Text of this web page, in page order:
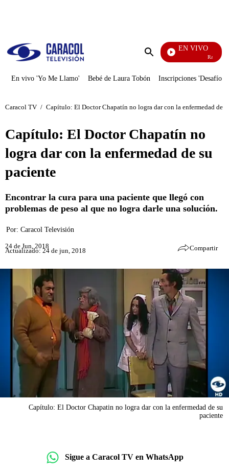
Enviar
EN VIVO
Rafael
En vivo 'Yo Me Llamo' Bebé de Laura Tobón Inscripciones 'Desafío'
Caracol TV / Capítulo: El Doctor Chapatín no logra dar con la enfermedad de
Capítulo: El Doctor Chapatín no
logra dar con la enfermedad de su
paciente
Encontrar la cura para una paciente que llegó con
problemas de peso al que no logra darle una solución.
Por: Caracol Televisión
24 de Jun, 2018
Actualizado: 24 de jun, 2018 Compartir
Capítulo: El Doctor Chapatin no logra dar con la enfermedad de su
paciente
Sigue a Caracol TV en WhatsApp